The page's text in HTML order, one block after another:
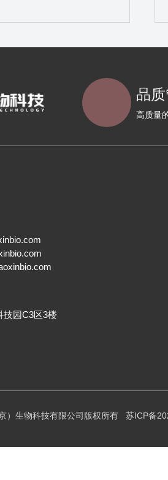
品
高质量
技园C3区3楼
）生物科技有限公司版权所有 苏ICP备